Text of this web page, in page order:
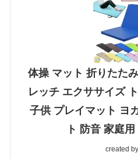
体操 マット 折りたた
レッチ エクササイズ
子供 プレイマット ヨ
ト 防音 家庭
created by